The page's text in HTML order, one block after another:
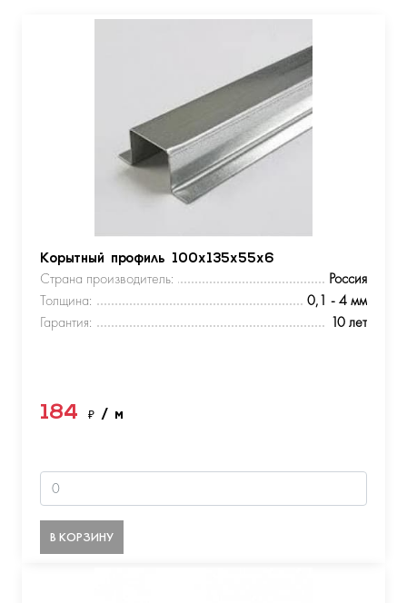
Корытный профиль 100х135х55х6
Страна производитель:
Россия
Толщина:
0,1 - 4 мм
Гарантия:
10 лет
184 ₽ / м
В КОРЗИНУ